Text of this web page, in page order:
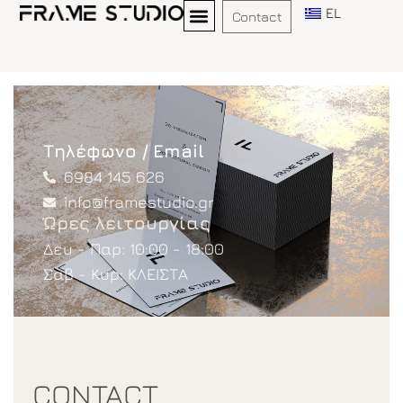
Contact EL
Τηλέφωνο / Email
6984 145 626
info@framestudio.gr
Ώρες λειτουργίας
Δευ - Παρ: 10:00 - 18:00
Σαβ - Κυρ: ΚΛΕΙΣΤΑ
CONTACT